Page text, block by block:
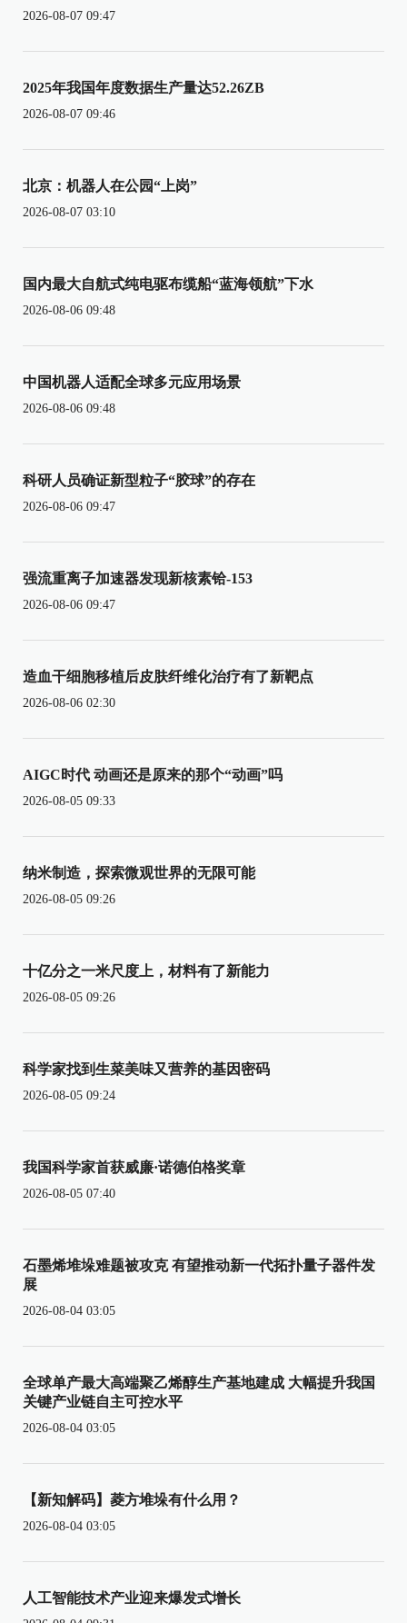
2026-08-07 09:47
2025年我国年度数据生产量达52.26ZB
2026-08-07 09:46
北京：机器人在公园“上岗”
2026-08-07 03:10
国内最大自航式纯电驱布缆船“蓝海领航”下水
2026-08-06 09:48
中国机器人适配全球多元应用场景
2026-08-06 09:48
科研人员确证新型粒子“胶球”的存在
2026-08-06 09:47
强流重离子加速器发现新核素铪-153
2026-08-06 09:47
造血干细胞移植后皮肤纤维化治疗有了新靶点
2026-08-06 02:30
AIGC时代 动画还是原来的那个“动画”吗
2026-08-05 09:33
纳米制造，探索微观世界的无限可能
2026-08-05 09:26
十亿分之一米尺度上，材料有了新能力
2026-08-05 09:26
科学家找到生菜美味又营养的基因密码
2026-08-05 09:24
我国科学家首获威廉·诺德伯格奖章
2026-08-05 07:40
石墨烯堆垛难题被攻克 有望推动新一代拓扑量子器件发
展
2026-08-04 03:05
全球单产最大高端聚乙烯醇生产基地建成 大幅提升我国
关键产业链自主可控水平
2026-08-04 03:05
【新知解码】菱方堆垛有什么用？
2026-08-04 03:05
人工智能技术产业迎来爆发式增长